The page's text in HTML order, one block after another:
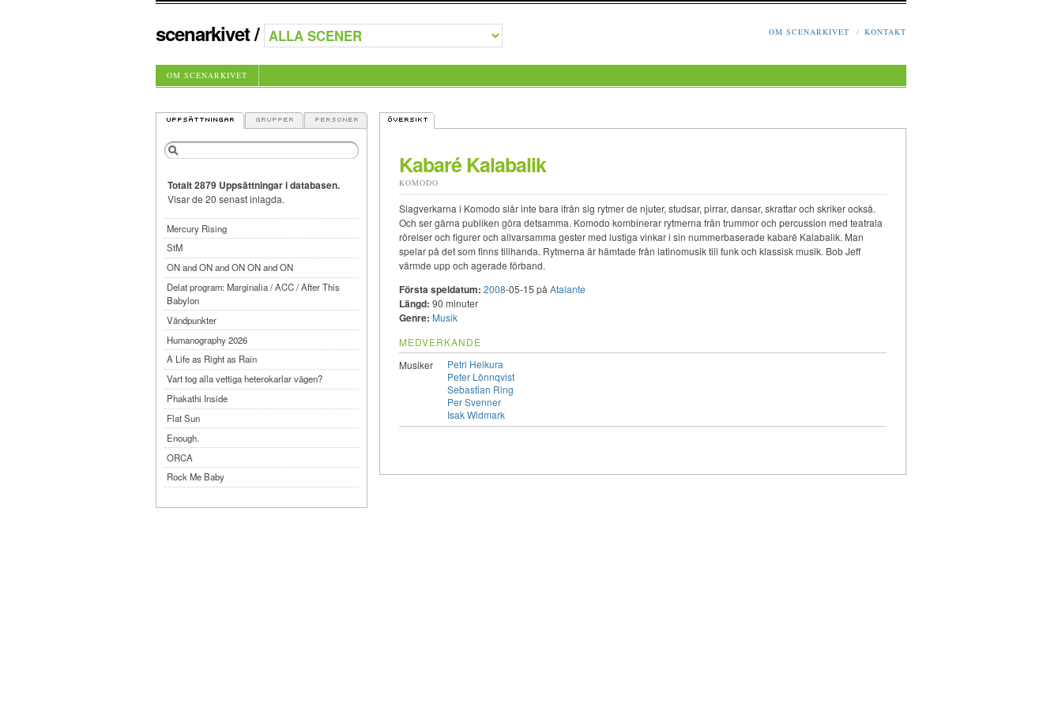
scenarkivet/ OM SCENARKIVET / KONTAKT
OM SCENARKIVET
Kabaré Kalabalik
KOMODO
Slagverkarna i Komodo slår inte bara ifrån sig rytmer de njuter, studsar, pirrar, dansar, skrattar och skriker också.
Och ser gärna publiken göra detsamma. Komodo kombinerar rytmerna från trummor och percussion med teatrala
rörelser och figurer och allvarsamma gester med lustiga vinkar i sin nummerbaserade kabaré Kalabalik. Man
spelar på det som finns tillhanda. Rytmerna är hämtade från latinomusik till funk och klassisk musik. Bob Jeff
värmde upp och agerade förband.
Första speldatum: 2008-05-15 på Atalante
Längd: 90 minuter
Genre: Musik
MEDVERKANDE
Musiker
Petri Heikura
Peter Lönnqvist
Sebastian Ring
Per Svenner
Isak Widmark
Totalt 2879 Uppsättningar i databasen.
Visar de 20 senast inlagda.
Mercury Rising
StM
ON and ON and ON ON and ON
Delat program: Marginalia / ACC / After This
Babylon
Vändpunkter
Humanography 2026
A Life as Right as Rain
Vart tog alla vettiga heterokarlar vägen?
Phakathi Inside
Flat Sun
Enough.
ORCA
Rock Me Baby